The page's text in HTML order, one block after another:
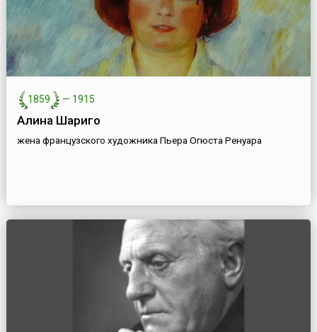
1859 — 1915
Алина Шариго
жена французского художника Пьера Огюста Ренуара